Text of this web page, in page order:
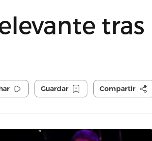
tras
Guardar Compartir